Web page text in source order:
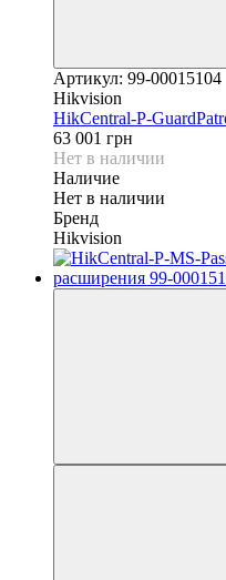
Артикул: 99-00015104
Hikvision
HikCentral-P-
63 001 грн
Нет в наличии
Наличие
Нет в наличии
Бренд
Hikvision